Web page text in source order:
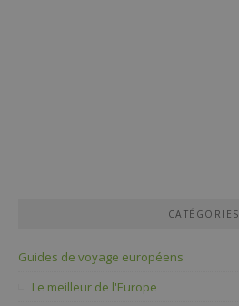
CATÉGORIES
Guides de voyage européens
Le meilleur de l'Europe